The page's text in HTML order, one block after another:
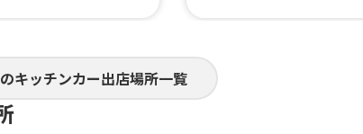
キッチンカー出店場所一覧